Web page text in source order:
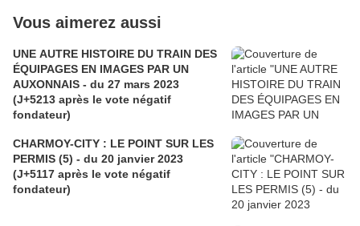
Vous aimerez aussi
UNE AUTRE HISTOIRE DU TRAIN DES
ÉQUIPAGES EN IMAGES PAR UN
AUXONNAIS - du 27 mars 2023
(J+5213 après le vote négatif
fondateur)
CHARMOY-CITY : LE POINT SUR LES
PERMIS (5) - du 20 janvier 2023
(J+5117 après le vote négatif
fondateur)